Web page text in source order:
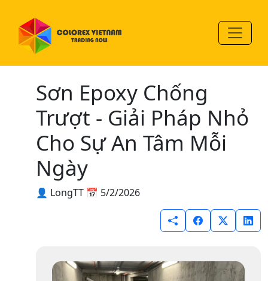
Sơn Epoxy Chống
Trượt - Giải Pháp Nhỏ
Cho Sự An Tâm Mỗi
Ngày
👤 LongTT 📅 5/2/2026